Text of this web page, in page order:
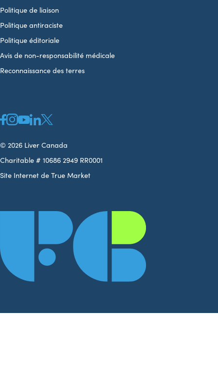
Politique de liaison
Politique antiraciste
Politique éditoriale
Avis de non-responsabilité médicale
Reconnaissance des terres
© 2026 Liver Canada
Charitable # 10686 2949 RR0001
Site Internet de True Market